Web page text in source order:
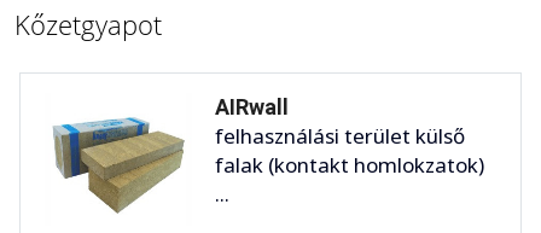
Kőzetgyapot
AIRwall
felhasználási terület külső
falak (kontakt homlokzatok)
...